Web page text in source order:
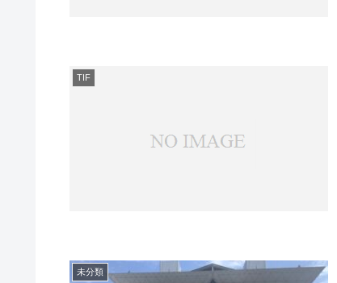
TIF
未分類